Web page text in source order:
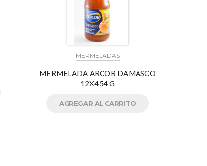
MERMELADAS
MERMELADA ARCOR DAMASCO
12X454 G
AGREGAR AL CARRITO